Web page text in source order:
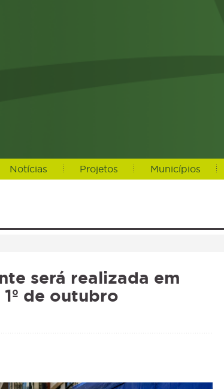
Notícias Projetos Municípios
será realizada em
de outubro